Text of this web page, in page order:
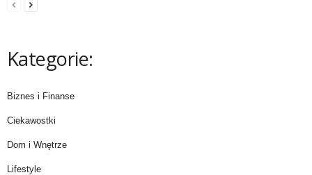
Kategorie:
Biznes i Finanse
Ciekawostki
Dom i Wnętrze
Lifestyle